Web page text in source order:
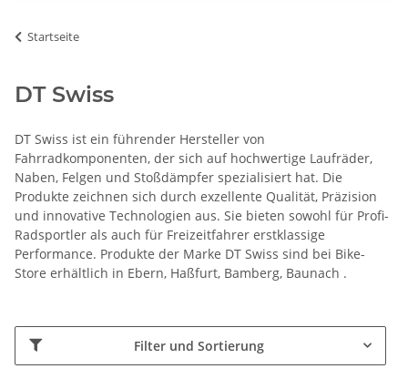
Startseite
DT Swiss
DT Swiss ist ein führender Hersteller von
Fahrradkomponenten, der sich auf hochwertige Laufräder,
Naben, Felgen und Stoßdämpfer spezialisiert hat. Die
Produkte zeichnen sich durch exzellente Qualität, Präzision
und innovative Technologien aus. Sie bieten sowohl für Profi-
Radsportler als auch für Freizeitfahrer erstklassige
Performance. Produkte der Marke DT Swiss sind bei Bike-
Store erhältlich in Ebern, Haßfurt, Bamberg, Baunach .
Filter und Sortierung